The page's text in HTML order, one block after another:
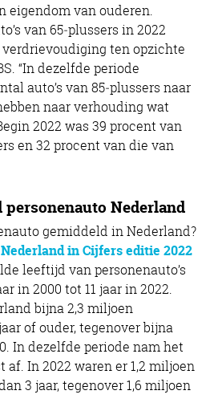
eigendom van ouderen.
van 65‑plussers in 2022
ten opzichte
“In dezelfde periode
auto’s van 85‑plussers naar
naar verhouding wat
2022 was 39 procent van
en 32 procent van die van
Nederland
gemiddeld in Nederland?
Nederland in Cijfers editie 2022
leeftijd van personenauto’s
in 2000 tot 11 jaar in 2022.
bijna 2,3 miljoen
of ouder, tegenover bijna
In dezelfde periode nam het
af. In 2022 waren er 1,2 miljoen
3 jaar, tegenover 1,6 miljoen